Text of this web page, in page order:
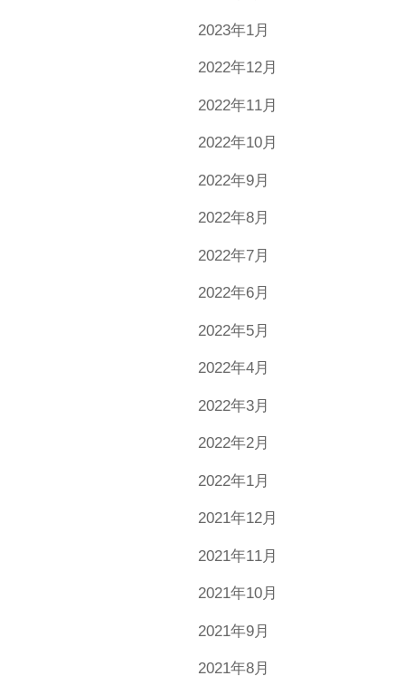
2023年1月
2022年12月
2022年11月
2022年10月
2022年9月
2022年8月
2022年7月
2022年6月
2022年5月
2022年4月
2022年3月
2022年2月
2022年1月
2021年12月
2021年11月
2021年10月
2021年9月
2021年8月